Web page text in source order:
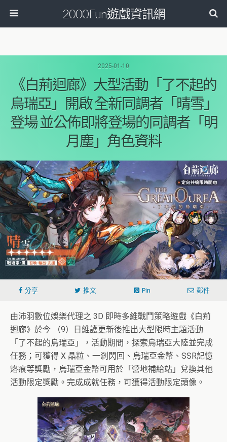
2000Fun遊戲資訊網
2025-01-10
《白荊迴廊》大型活動「了不起的
烏瑞亞」開啟 全新同調者「晴雪」
登場 並公佈即將登場的同調者「明
月塵」角色資料
分享 推文 Pin 郵件
由沛羽數位娛樂代理之 3D 即時多維戰鬥策略遊戲《白荊
迴廊》於今 （9）日維護更新後推出大型限時主題活動
「了不起的烏瑞亞」，活動期間，探索烏瑞亞大陸並完成
任務；可獲得 X 晶粒、一剎閃回、烏瑞亞金幣、SSR記憶
烙痕等獎勵，烏瑞亞金幣可用於「營地補給站」兌換其他
活動限定獎勵。完成成就任務，可獲得活動限定頭像。